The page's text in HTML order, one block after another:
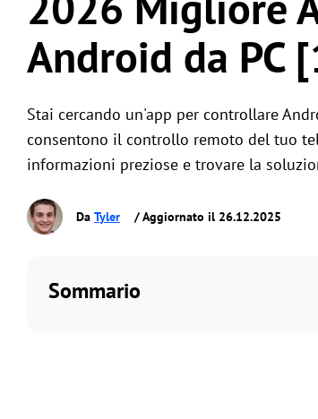
Android da PC
Stai cercando un'app per controllare
consentono il controllo remoto del tuo
informazioni preziose e trovare la
Da Tyler / Aggiornato il 26.12.2025
Sommario